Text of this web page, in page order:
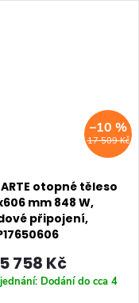
17 509 Kč
–10 %
ARTE otopné těleso
mm 848 W,
připojení,
758 Kč
Dodání do cca 4